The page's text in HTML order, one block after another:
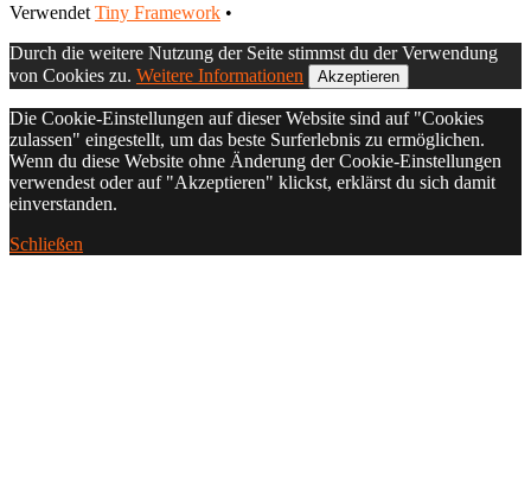
Footer
Inhalt
Verwendet Tiny Framework •
Durch die weitere Nutzung der Seite stimmst du der Verwendung
von Cookies zu. Weitere Informationen Akzeptieren
Die Cookie-Einstellungen auf dieser Website sind auf "Cookies
zulassen" eingestellt, um das beste Surferlebnis zu ermöglichen.
Wenn du diese Website ohne Änderung der Cookie-Einstellungen
verwendest oder auf "Akzeptieren" klickst, erklärst du sich damit
einverstanden.
Schließen